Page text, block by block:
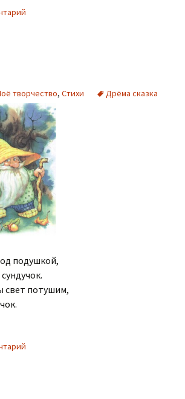
творчество, Стихи Дрёма сказка
подушкой,
свет потушим,